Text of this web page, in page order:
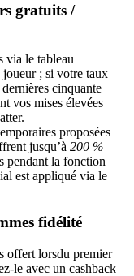
gratuits /
via le tableau
; si votre taux
cinquante
vos mises élevées
proposées
jusqu’à 200 %
pendant la fonction
est appliqué via le
fidélité
offert lorsdu premier
le avec un cashback